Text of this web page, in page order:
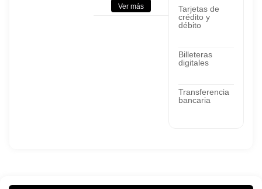
EMITIMOS:
Ver más
Tarjetas de
crédito y
débito
Billeteras
digitales
Transferencia
bancaria